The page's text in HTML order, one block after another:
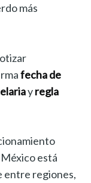
más
fecha de
yregla
está
entre regiones,